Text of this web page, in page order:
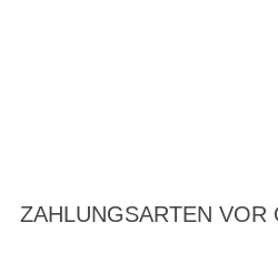
ZAHLUNGSARTEN VOR